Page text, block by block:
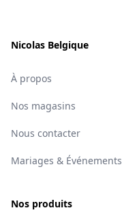
Nicolas Belgique
À propos
Nos magasins
Nous contacter
Mariages & Événements
Nos produits